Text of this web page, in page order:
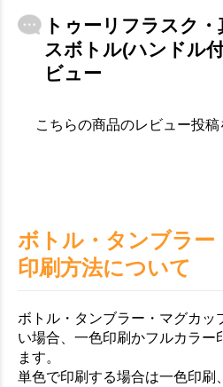
トゥーリフラスク
スボトル(ハンドル
ビュー
こちらの商品のレビュー投稿
ボトル・タンブラー
印刷方法について
ボトル・タンブラー・マグカッ
い場合、一色印刷かフルカラー
ます。
単色で印刷する場合は一色印刷